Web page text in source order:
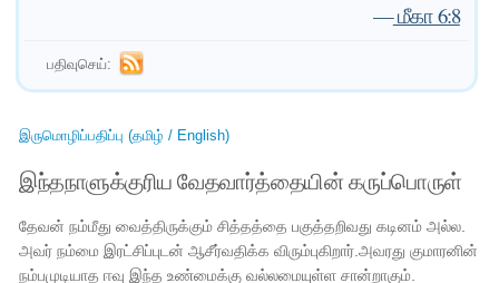
—மீகா 6:8
பதிவுசெய்:
இருமொழிப்பதிப்பு (தமிழ் / English)
இந்தநாளுக்குரிய வேதவார்த்தையின் கருப்பொருள்
தேவன் நம்மீது வைத்திருக்கும் சித்தத்தை பகுத்தறிவது கடினம் அல்ல.
அவர் நம்மை இரட்சிப்புடன் ஆசீர்வதிக்க விரும்புகிறார்.அவரது குமாரனின்
நம்பமுடியாத ஈவு இந்த உண்மைக்கு வல்லமையுள்ள சான்றாகும்.